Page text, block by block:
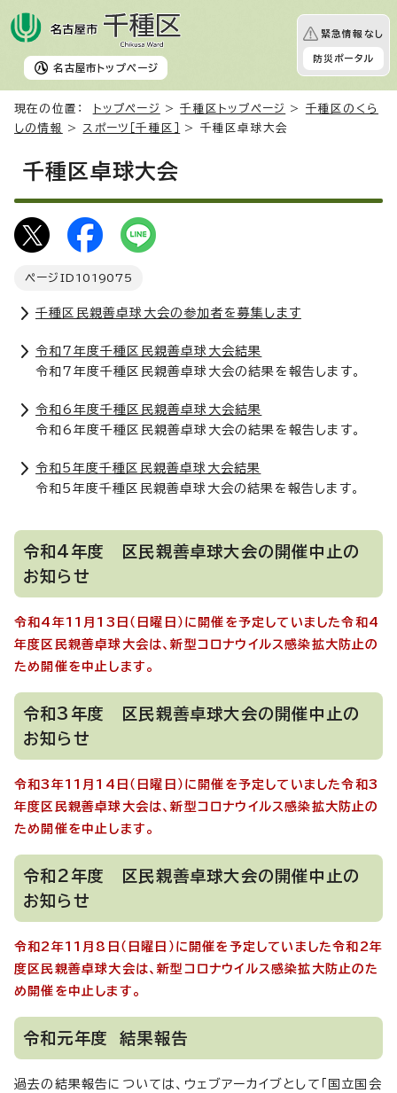
名古屋市 トップページ
緊急情報なし
防災ポータル
現在の位置： トップページ >千種区トップページ > 千種区のくら
しの情報
> スポーツ［千種区］ > 千種区卓球大会
千種区卓球大会
ページID 1019075
千種区民親善卓球大会の参加者を募集します
令和7年度千種区民親善卓球大会結果
令和7年度千種区民親善卓球大会の結果を報告します。
令和6年度千種区民親善卓球大会結果
令和6年度千種区民親善卓球大会の結果を報告します。
令和5年度千種区民親善卓球大会結果
令和5年度千種区民親善卓球大会の結果を報告します。
令和4年度 区民親善卓球大会の開催中止の
お知らせ
令和4年11月13日（日曜日）に開催を予定していました令和4
年度区民親善卓球大会は、新型コロナウイルス感染拡大防止の
ため開催を中止します。
令和3年度 区民親善卓球大会の開催中止の
お知らせ
令和3年11月14日（日曜日）に開催を予定していました令和3
年度区民親善卓球大会は、新型コロナウイルス感染拡大防止の
ため開催を中止します。
令和2年度 区民親善卓球大会の開催中止の
お知らせ
令和2年11月8日（日曜日）に開催を予定していました令和2年
度区民親善卓球大会は、新型コロナウイルス感染拡大防止のた
め開催を中止します。
令和元年度 結果報告
過去の結果報告については、ウェブアーカイブとして「国立国会